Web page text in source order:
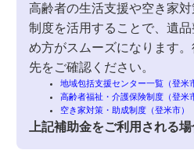
高齢者の生活支援や空き家
制度を活用することで、遺
め方がスムーズになります
先をご確認ください。
地域包括支援センター一覧（登米
高齢者福祉・介護保険制度（登米
空き家対策・助成制度（登米市）
上記補助金をご利用される